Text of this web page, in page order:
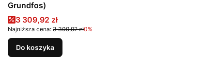
Grundfos)
Cena promocyjna
3 309,92 zł
Najniższa cena: 3 309,92 zł0%
Do koszyka